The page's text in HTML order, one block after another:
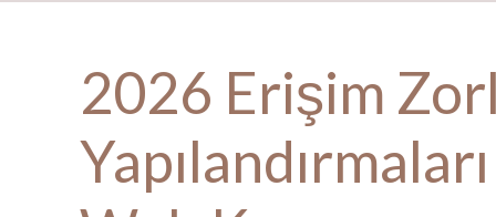
2026 Erişim